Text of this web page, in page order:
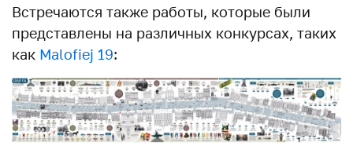
Встречаются также работы, которые были
представлены на различных конкурсах, таких
как Malofiej 19: